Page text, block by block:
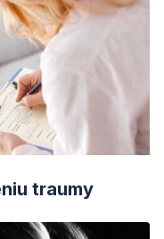
H. (2019). Is it
of morality-as-
Anthropology 60(1),
10.1086/701478
A passion for
human needs and
Zeitschrift Für
(GIO),38(4), 439–
traumy